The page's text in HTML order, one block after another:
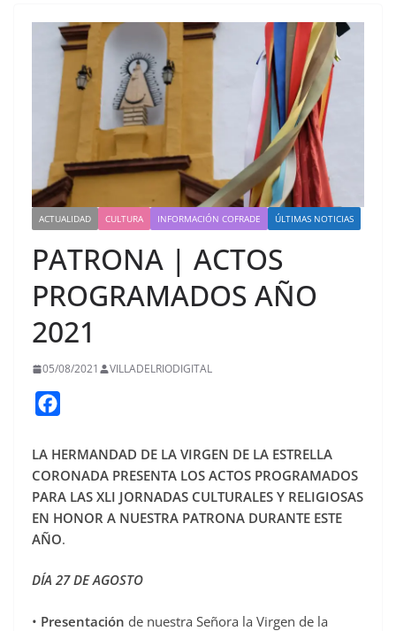
ACTUALIDAD CULTURA INFORMACIÓN COFRADE ÚLTIMAS NOTICIAS
PATRONA | ACTOS
PROGRAMADOS AÑO
2021
05/08/2021 VILLADELRIODIGITAL
c
e
b
o
k
LA HERMANDAD DE LA VIRGEN DE LA ESTRELLA
CORONADA PRESENTA LOS ACTOS PROGRAMADOS
PARA LAS XLI JORNADAS CULTURALES Y RELIGIOSAS
EN HONOR A NUESTRA PATRONA DURANTE ESTE
AÑO.
DÍA 27 DE AGOSTO
• Presentación de nuestra Señora la Virgen de la